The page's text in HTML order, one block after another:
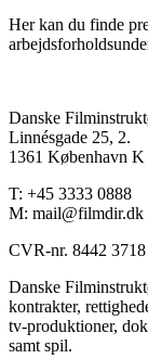
Her kan du finde
Danske
Linnésgade 25, 2.
1361 København K
T: +45 3333 0888
M: mail@filmdir.dk
CVR-nr. 8442 3718
Danske
kontrakter,
tv-produktioner,
samt spil.